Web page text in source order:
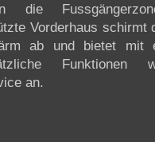
die
Vorderhaus schirmt
ab und bietet mit
Funktionen
an.